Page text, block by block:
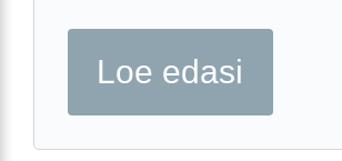
Loe edasi